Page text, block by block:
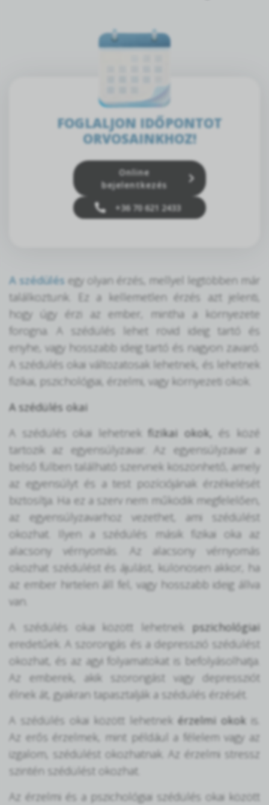
FOGLALJON IDŐPONTOT
ORVOSAINKHOZ!
Online
bejelentkezés
+36 70 621 2433
A szédülés egy olyan érzés, mellyel legtöbben már
találkoztunk. Ez a kellemetlen érzés azt jelenti,
hogy úgy érzi az ember, mintha a környezete
forogna. A szédülés lehet rövid ideig tartó és
enyhe, vagy hosszabb ideig tartó és nagyon zavaró.
A szédülés okai változatosak lehetnek, és lehetnek
fizikai, pszichológiai, érzelmi, vagy környezeti okok.
A szédülés okai
A szédülés
okai lehetnekfizikai okok, és közé
tartozik az egyensúlyzavar. Az egyensúlyzavar a
belső fülben található szervnek köszönhető, amely
az egyensúlyt és a test pozíciójának érzékelését
biztosítja. Ha ez a szerv nem működik megfelelően,
az egyensúlyzavarhoz vezethet, ami szédülést
okozhat. Ilyen a szédülés másik fizikai oka az
alacsony vérnyomás. Az alacsony vérnyomás
okozhat szédülést és ájulást, különösen akkor, ha
az ember hirtelen áll fel, vagy hosszabb ideig állva
van.
A szédülés okai között lehetnek pszichológiai
eredetűek. A szorongás és a depresszió szédülést
okozhat, és az agyi folyamatokat is befolyásolhatja.
Az emberek, akik szorongást vagy depressziót
élnek át, gyakran tapasztalják a szédülés érzését.
A szédülés okai között lehetnek érzelmi okok is.
Az erős érzelmek, mint például a félelem vagy az
izgalom, szédülést okozhatnak. Az érzelmi stressz
szintén szédülést okozhat.
Az érzelmi és a pszichológiai szédülés okai között